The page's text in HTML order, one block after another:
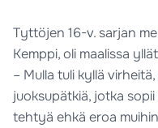
Tyttöjen 16-v. sarjan
Kemppi, oli maalissa
– Mulla tuli kyllä
juoksupätkiä, jotka
tehtyä ehkä eroa